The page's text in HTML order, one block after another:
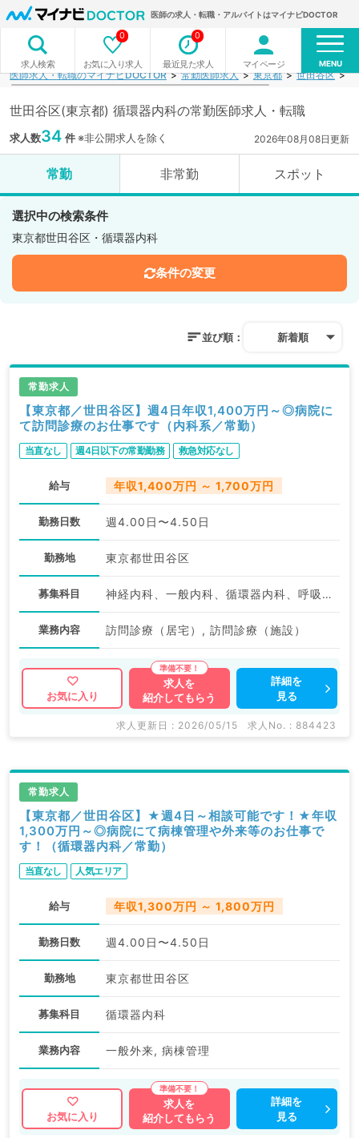
医師の求人・転職・アルバイトはマイナビDOCTOR
求人検索 お気に入り求人
0
最近見た求人
0
マイページ MENU
医師求人・転職のマイナビDOCTOR 常勤医師求人 東京都 世田谷区
世田谷区(東京都) 循環器内科の常勤医師求人・転職
求人数34 件※非公開求人を除く 2026年08月08日更新
常勤 非常勤 スポット
選択中の検索条件
東京都世田谷区・循環器内科
条件の変更
並び順： 新着順
常勤求人
【東京都／世田谷区】週4日年収1,400万円～◎病院に
て訪問診療のお仕事です（内科系／常勤）
当直なし 週4日以下の常勤勤務 救急対応なし
給与 年収1,400万円 ～ 1,700万円
勤務日数 週4.00日〜4.50日
勤務地 東京都世田谷区
募集科目 神経内科、一般内科、循環器内科、呼吸器内科、消化器内科
業務内容 訪問診療（居宅）, 訪問診療（施設）
お気に入り
求人を
紹介してもらう
詳細を
見る
求人更新日 : 2026/05/15 求人No. : 884423
常勤求人
【東京都／世田谷区】★週4日～相談可能です！★年収
1,300万円～◎病院にて病棟管理や外来等のお仕事で
す！（循環器内科／常勤）
当直なし 人気エリア
給与 年収1,300万円 ～ 1,800万円
勤務日数 週4.00日〜4.50日
勤務地 東京都世田谷区
募集科目 循環器内科
業務内容 一般外来, 病棟管理
お気に入り
求人を
紹介してもらう
詳細を
見る